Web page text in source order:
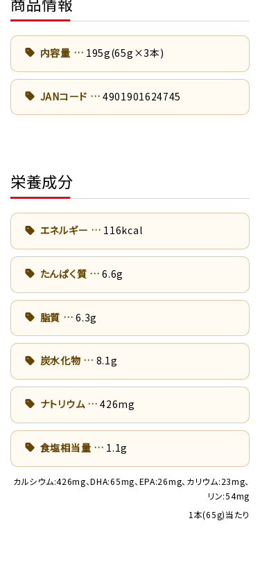
内容量 195g(65g×3本)
JANコード 4901901624745
栄養成分
エネルギー 116kcal
たんぱく質 6.6g
脂質 6.3g
炭水化物 8.1g
ナトリウム 426mg
食塩相当量 1.1g
カルシウム:426mg、DHA:65mg、EPA:26mg、カリウム:23mg、
リン:54mg
1本(65g)当たり